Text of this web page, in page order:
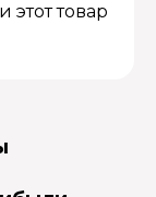
этот товар